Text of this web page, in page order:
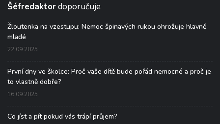
Šéfredaktordoporučuje
Žloutenka na vzestupu: Nemoc špinavých rukou ohrožuje hlavně
mladé
22.09.2025
První dny ve školce: Proč vaše dítě bude pořád nemocné a proč je
to vlastně dobře?
16.09.2025
Co jíst a pít pokud vás trápí průjem?